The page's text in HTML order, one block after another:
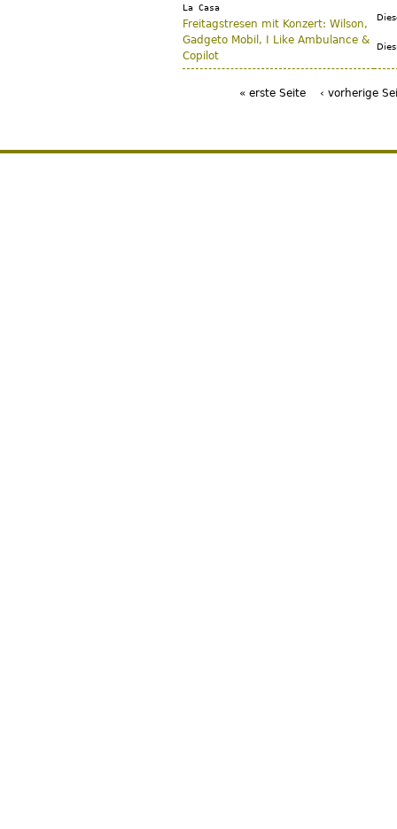
La Casa
Freitagstresen mit Konzert: Wilson,
Gadgeto Mobil, I Like Ambulance &
Copilot
« erste Seite ‹ vorherige